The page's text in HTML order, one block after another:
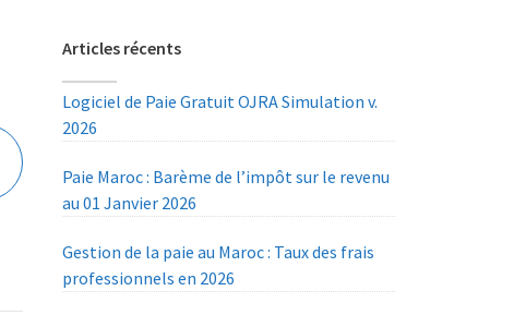
Articles récents
Logiciel de Paie Gratuit OJRA Simulation v.
2026
Paie Maroc : Barème de l’impôt sur le revenu
au 01 Janvier 2026
Gestion de la paie au Maroc : Taux des frais
professionnels en 2026